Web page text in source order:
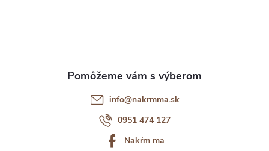
info@nakrmma.sk
0951 474 127
Nakŕm ma